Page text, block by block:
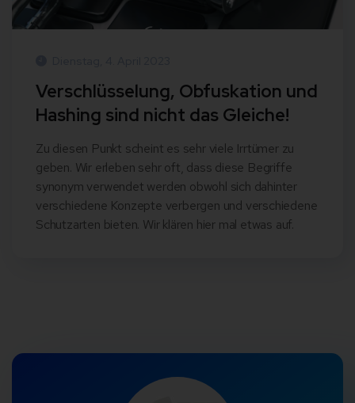
Verschlüsselung, Obfuskation und
Hashing sind nicht das Gleiche!
Zu diesen Punkt scheint es sehr viele Irrtümer zu
geben. Wir erleben sehr oft, dass diese Begriffe
synonym verwendet werden obwohl sich dahinter
verschiedene Konzepte verbergen und verschiedene
Schutzarten bieten. Wir klären hier mal etwas auf.